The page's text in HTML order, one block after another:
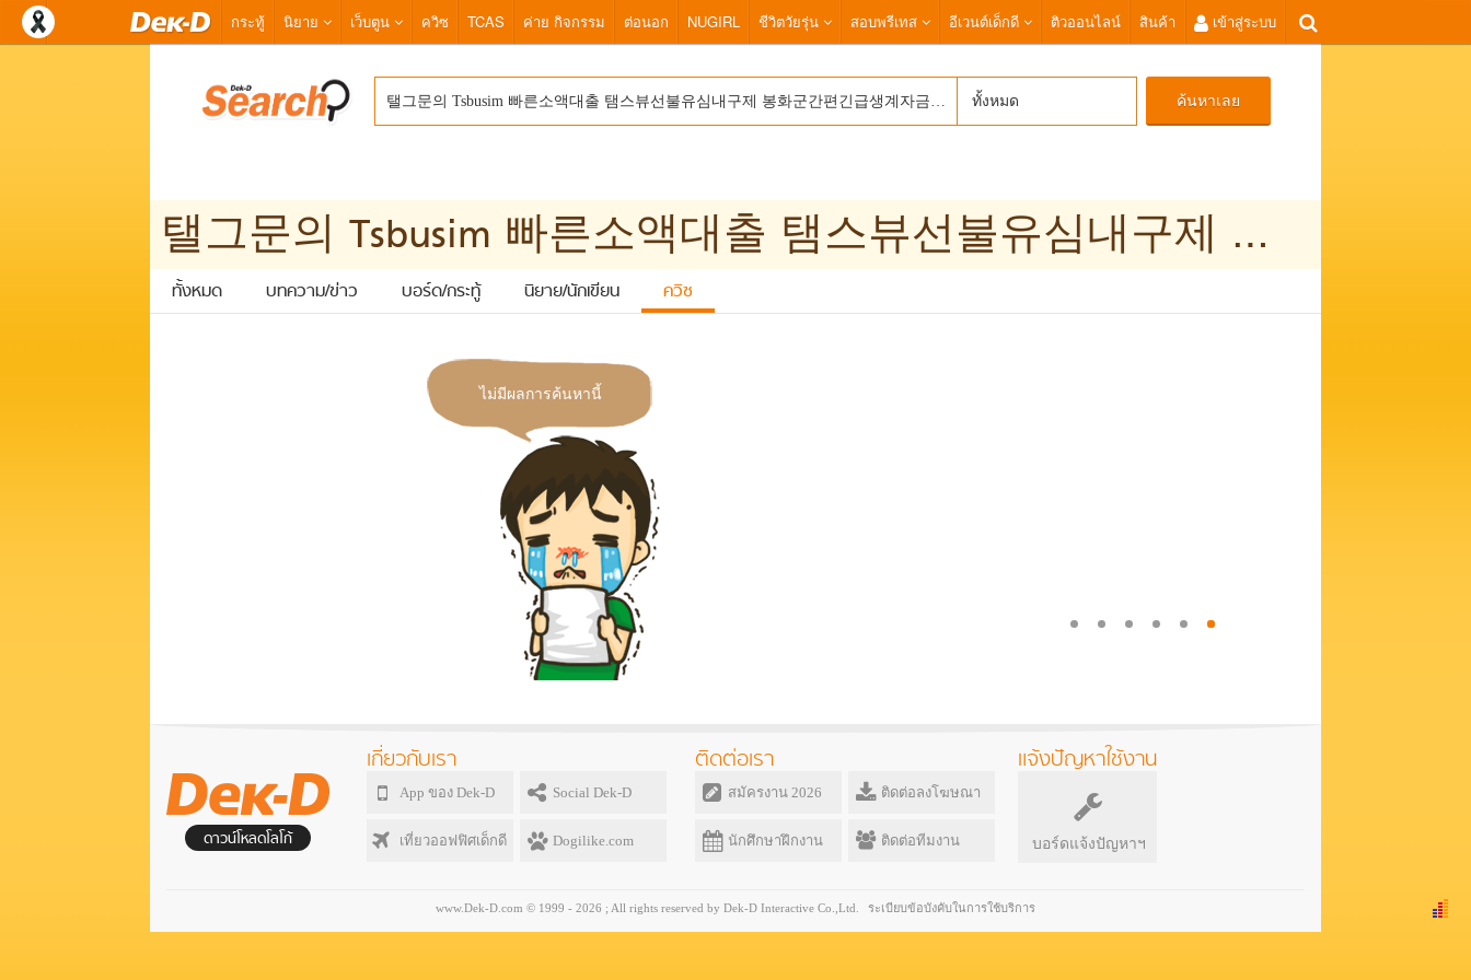
กระทู้ นิยาย เว็บตูน ควิซ TCAS ค่าย กิจกรรม ต่อนอก NUGIRL ชีวิตวัยรุ่น สอบพรีเทส อีเวนต์เด็กดี ติวออนไลน์ สินค้า เข้าสู่ระบบ
ทั้งหมด ค้นหาเลย
탤그문의 Tsbusim 빠른소액대출 탬스뷰선불유심내구제 봉화군간편긴급생계자금지원 용돈버는어플 휴대폰유심비대면내구제
ทั้งหมด บทความ/ข่าว บอร์ด/กระทู้ นิยาย/นักเขียน ควิซ
ไม่มีผลการค้นหานี้
เกี่ยวกับเรา
App ของ Dek-D Social Dek-D
เที่ยวออฟฟิศเด็กดี Dogilike.com
ติดต่อเรา
สมัครงาน 2026 ติดต่อลงโฆษณา
นักศึกษาฝึกงาน ติดต่อทีมงาน
แจ้งปัญหาใช้งาน
บอร์ดแจ้งปัญหาฯ
ดาวน์โหลดโลโก้
www.Dek-D.com © 1999 - 2026 ; All rights reserved by Dek-D Interactive Co.,Ltd. ระเบียบข้อบังคับในการใช้บริการ